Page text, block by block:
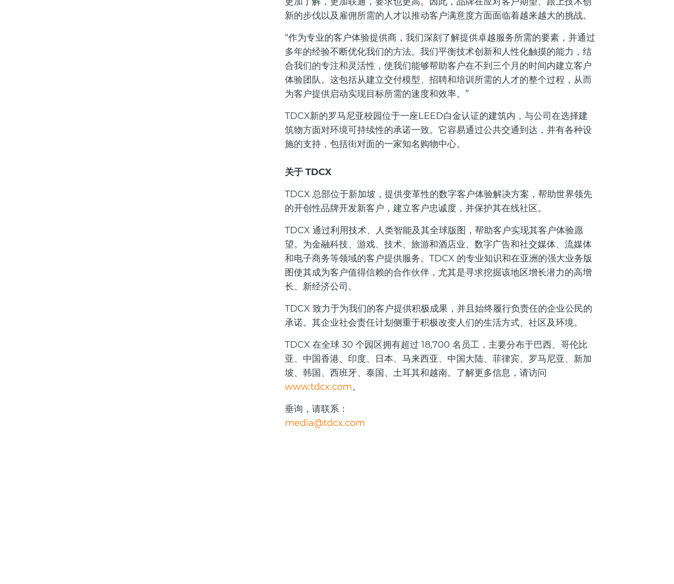
新的步伐以及雇佣所需的人才以推动客户满意度方面面临着越来越大的挑战。
“作为专业的客户体验提供商，我们深刻了解提供卓越服务所需的要素，并通过
多年的经验不断优化我们的方法。我们平衡技术创新和人性化触摸的能力，结
合我们的专注和灵活性，使我们能够帮助客户在不到三个月的时间内建立客户
体验团队。这包括从建立交付模型、招聘和培训所需的人才的整个过程，从而
为客户提供启动实现目标所需的速度和效率。”
TDCX新的罗马尼亚校园位于一座LEED白金认证的建筑内，与公司在选择建
筑物方面对环境可持续性的承诺一致。它容易通过公共交通到达，并有各种设
施的支持，包括街对面的一家知名购物中心。
关于 TDCX
TDCX 总部位于新加坡，提供变革性的数字客户体验解决方案，帮助世界领先
的开创性品牌开发新客户，建立客户忠诚度，并保护其在线社区。
TDCX 通过利用技术、人类智能及其全球版图，帮助客户实现其客户体验愿
望。为金融科技、游戏、技术、旅游和酒店业、数字广告和社交媒体、流媒体
和电子商务等领域的客户提供服务。TDCX 的专业知识和在亚洲的强大业务版
图使其成为客户值得信赖的合作伙伴，尤其是寻求挖掘该地区增长潜力的高增
长、新经济公司。
TDCX 致力于为我们的客户提供积极成果，并且始终履行负责任的企业公民的
承诺。其企业社会责任计划侧重于积极改变人们的生活方式、社区及环境。
TDCX 在全球 30 个园区拥有超过 18,700 名员工，主要分布于巴西、哥伦比
亚、中国香港、印度、日本、马来西亚、中国大陆、菲律宾、罗马尼亚、新加
坡、韩国、西班牙、泰国、土耳其和越南。了解更多信息，请访问
www.tdcx.com。
垂询，请联系：
media@tdcx.com